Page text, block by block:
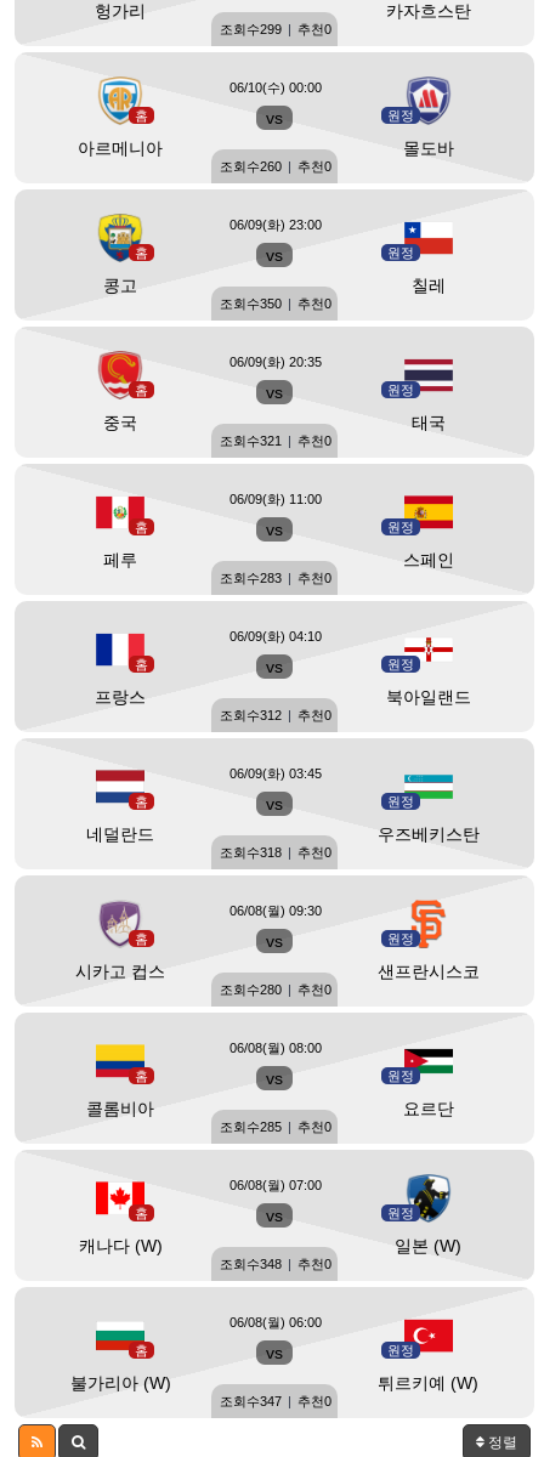
헝가리 카자흐스탄
조회수299 | 추천0
홈
아르메니아
vs 원정
몰도바
06/10(수) 00:00
조회수260 | 추천0
홈
콩고
vs 원정
칠레
06/09(화) 23:00
조회수350 | 추천0
홈
중국
vs 원정
태국
06/09(화) 20:35
조회수321 | 추천0
홈
페루
vs 원정
스페인
06/09(화) 11:00
조회수283 | 추천0
홈
프랑스
vs 원정
북아일랜드
06/09(화) 04:10
조회수312 | 추천0
홈
네덜란드
vs 원정
우즈베키스탄
06/09(화) 03:45
조회수318 | 추천0
홈
시카고 컵스
vs 원정
샌프란시스코
06/08(월) 09:30
조회수280 | 추천0
홈
콜롬비아
vs 원정
요르단
06/08(월) 08:00
조회수285 | 추천0
홈
캐나다 (W)
vs 원정
일본 (W)
06/08(월) 07:00
조회수348 | 추천0
홈
불가리아 (W)
vs 원정
튀르키예 (W)
06/08(월) 06:00
조회수347 | 추천0
정렬